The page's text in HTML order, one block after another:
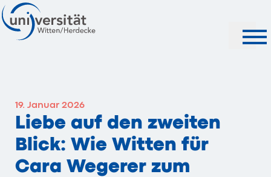
19. Januar 2026
Liebe auf den zweiten
Blick: Wie Witten für
Cara Wegerer zum